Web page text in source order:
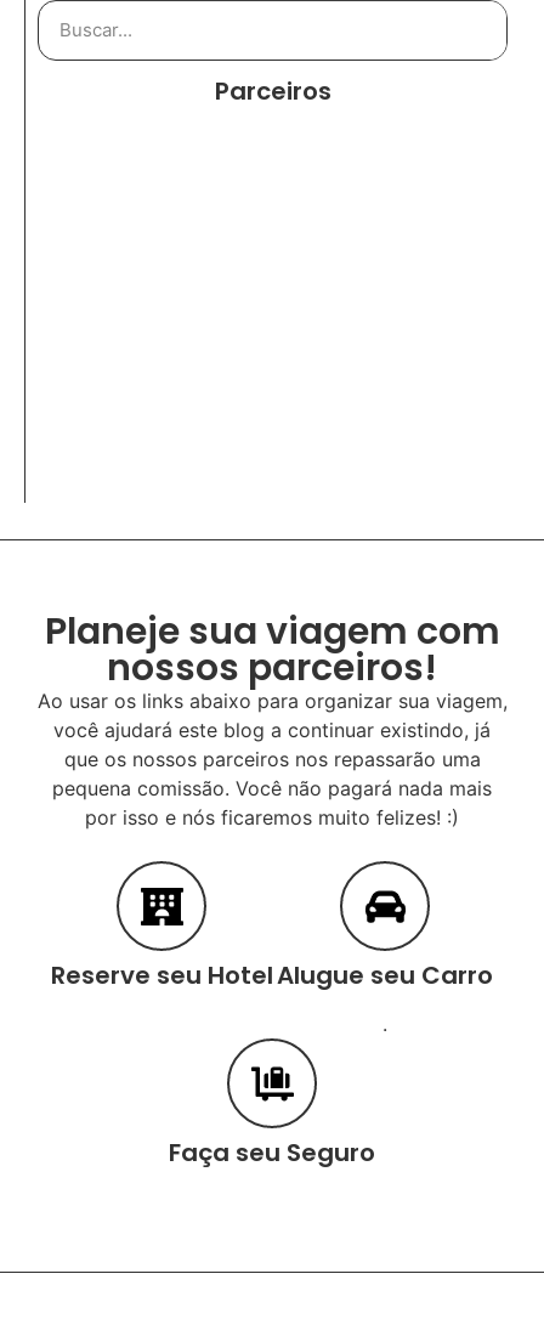
Parceiros
Planeje sua viagem com
nossos parceiros!
Ao usar os links abaixo para organizar sua viagem,
você ajudará este blog a continuar existindo, já
que os nossos parceiros nos repassarão uma
pequena comissão. Você não pagará nada mais
por isso e nós ficaremos muito felizes! :)
Reserve seu HotelAlugue seu Carro
.
Faça seu Seguro